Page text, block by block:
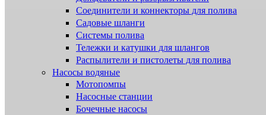
Соединители и коннекторы для полива
Садовые шланги
Системы полива
Тележки и катушки для шлангов
Распылители и пистолеты для полива
Насосы водяные
Мотопомпы
Насосные станции
Бочечные насосы